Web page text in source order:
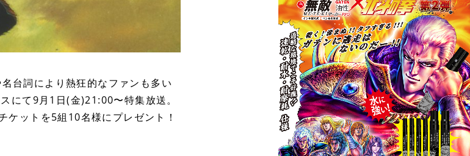
台詞により熱狂的なファンも多い
にて9月1日(金)21:00〜特集放送。
ットを5組10名様にプレゼント！